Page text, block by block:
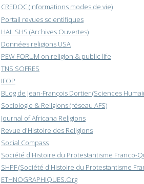
CREDOC (Informations modes de vie)
Portail revues scientifiques
HAL SHS (Archives Ouvertes)
Données religions USA
PEW FORUM on religion & public life
TNS SOFRES
IFOP
BLog de Jean-François Dortier (Sciences
Sociologie & Religions (réseau AFS)
Journal of Africana Religions
Revue d'Histoire des Religions
Social Compass
Société d'Histoire du Protestantisme Franco-
SHPF (Société d'Histoire du Protestantisme
ETHNOGRAPHIQUES.Org